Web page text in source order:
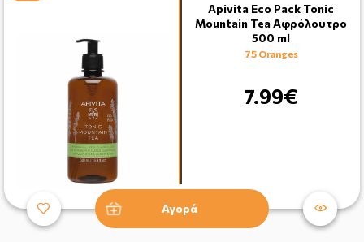
Apivita Eco Pack Tonic
Mountain Tea Αφρόλουτρο
500 ml
75 Oranges
7.99€
Αγορά